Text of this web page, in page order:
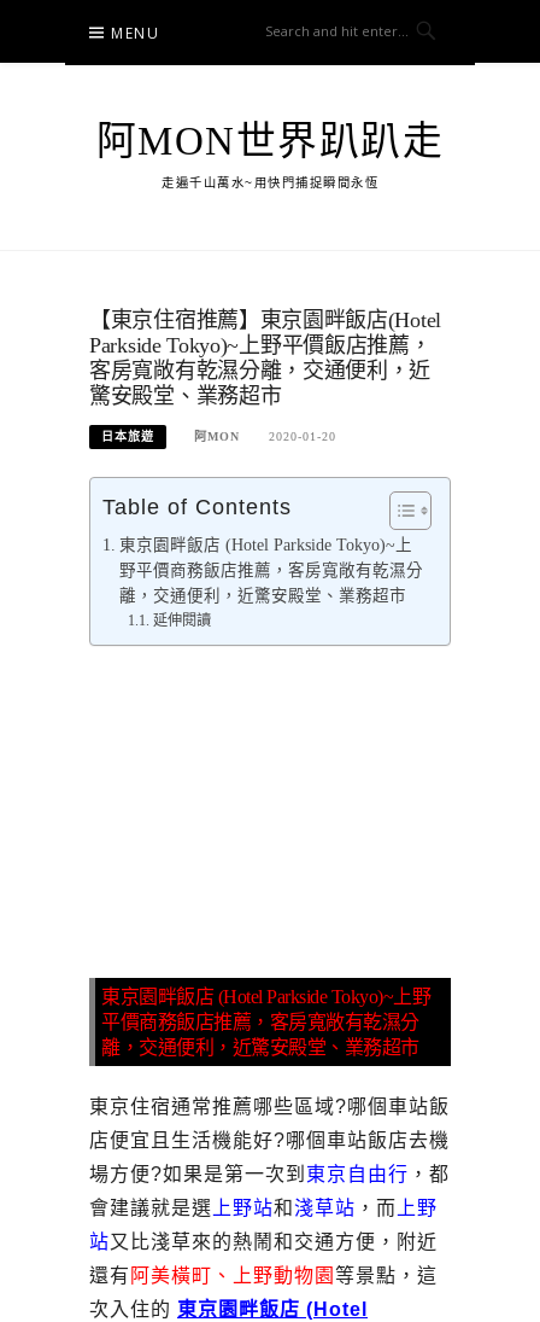
content
MENU
阿MON世界趴趴走
走遍千山萬水~用快門捕捉瞬間永恆
【東京住宿推薦】東京園畔飯店(Hotel
Parkside Tokyo)~上野平價飯店推薦，
客房寬敞有乾濕分離，交通便利，近
驚安殿堂、業務超市
日本旅遊 阿MON 2020-01-20
Table of Contents
東京園畔飯店 (Hotel Parkside Tokyo)~上
野平價商務飯店推薦，客房寬敞有乾濕分
離，交通便利，近驚安殿堂、業務超市
延伸閱讀
東京園畔飯店 (Hotel Parkside Tokyo)~上野
平價商務飯店推薦，客房寬敞有乾濕分
離，交通便利，近驚安殿堂、業務超市
東京住宿通常推薦哪些區域?哪個車站飯
店便宜且生活機能好?哪個車站飯店去機
場方便?如果是第一次到 東京自由行 ，都
會建議就是選 上野站和淺草站 ，而 上野
站又比淺草來的熱鬧和交通方便，附近
還有 阿美橫町、上野動物園 等景點，這
次入住的 東京園畔飯店 (Hotel